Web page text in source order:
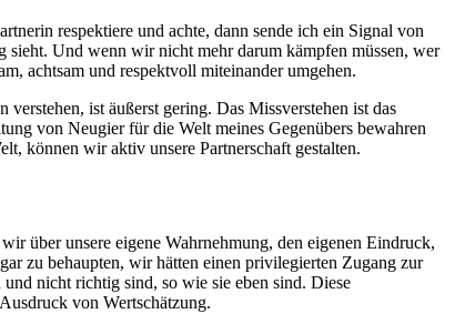
respektiere und achte, dann sende ich ein Signal von
sieht. Und wenn wir nicht mehr darum kämpfen müssen, wer
achtsam und respektvoll miteinander umgehen.
ist äußerst gering. Das Missverstehen ist das
von Neugier für die Welt meines Gegenübers bewahren
können wir aktiv unsere Partnerschaft gestalten.
über unsere eigene Wahrnehmung, den eigenen Eindruck,
zu behaupten, wir hätten einen privilegierten Zugang zur
nicht richtig sind, so wie sie eben sind. Diese
von Wertschätzung.